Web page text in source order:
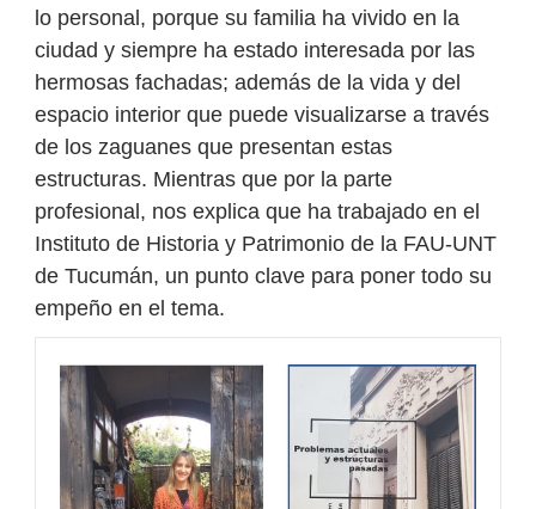
lo personal, porque su familia ha vivido en la
ciudad y siempre ha estado interesada por las
hermosas fachadas; además de la vida y del
espacio interior que puede visualizarse a través
de los zaguanes que presentan estas
estructuras. Mientras que por la parte
profesional, nos explica que ha trabajado en el
Instituto de Historia y Patrimonio de la FAU-UNT
de Tucumán, un punto clave para poner todo su
empeño en el tema.